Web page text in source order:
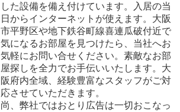
した設備を備え付けています。入居の当
日からインターネットが使えます。大阪
市平野区や地下鉄谷町線喜連瓜破付近で
気になるお部屋を見つけたら、当社へお
気軽にお問い合せください。素敵なお部
屋探しを全力でお手伝いいたします。大
阪府内全域、経験豊富なスタッフがご対
応させていただきます。
尚、弊社ではおとり広告は一切おこなっ